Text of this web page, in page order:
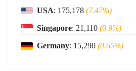
USA: 175,178(7.47%)
Singapore: 21,110(0.9%)
Germany: 15,290(0.65%)